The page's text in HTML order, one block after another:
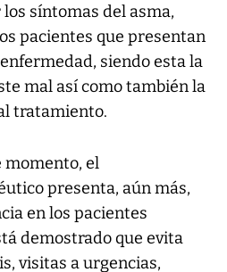
síntomas del asma,
pacientes que presentan
siendo esta la
mal así como también la
tratamiento.
momento, el
presenta, aún más,
en los pacientes
demostrado que evita
visitas a urgencias,